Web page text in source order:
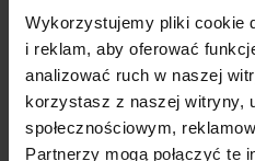
Wykorzystujemy pliki cookie
i reklam, aby oferować
analizować ruch w naszej
korzystasz z naszej witryny,
społecznościowym,
Partnerzy mogą połączyć te
Marcin
5
Polecam szybko sprawnie
Zostałem świetnie
w tym tygodniu